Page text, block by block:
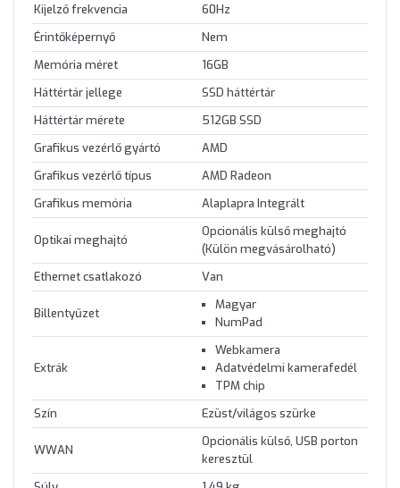
Kijelző frekvencia
60Hz
Érintőképernyő
Nem
Memória méret
16GB
Háttértár jellege
SSD háttértár
Háttértár mérete
512GB SSD
Grafikus vezérlő gyártó
AMD
Grafikus vezérlő típus
AMD Radeon
Grafikus memória
Alaplapra Integrált
Optikai meghajtó
Opcionális külső meghajtó
(Külön megvásárolható)
Ethernet csatlakozó
Van
Billentyűzet
Magyar
NumPad
Extrák
Webkamera
Adatvédelmi kamerafedél
TPM chip
Szín
Ezüst/világos szürke
WWAN
Opcionális külső, USB porton
keresztül